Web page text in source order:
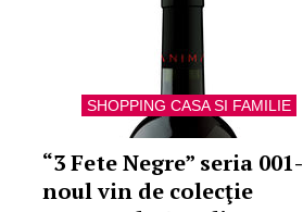
SHOPPING CASA SI FAMILIE
“3 Fete Negre” seria 001-
noul vin de colecţie